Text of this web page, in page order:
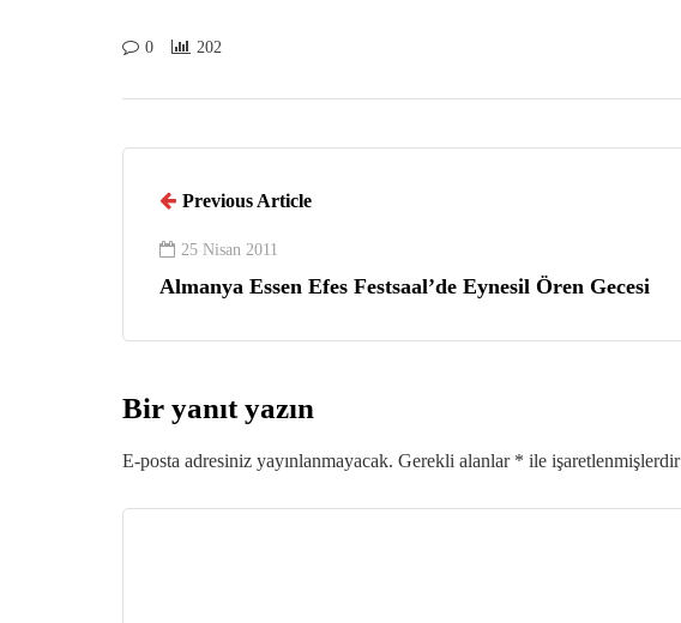
0 202
Previous Article
25 Nisan 2011
Almanya Essen Efes Festsaal’de Eynesil Ören Gecesi
Bir yanıt yazın
E-posta adresiniz yayınlanmayacak. Gerekli alanlar * ile işaretlenmişlerdir